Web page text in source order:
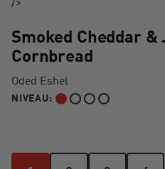
/>
Smoked Cheddar &
Cornbread
Oded Eshel
NIVEAU:
DÉBUTANT